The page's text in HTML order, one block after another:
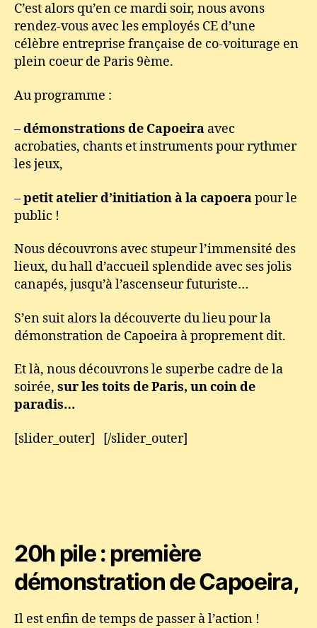
C’est alors qu’en ce mardi soir, nous avons
rendez-vous avec les employés CE d’une
célèbre entreprise française de co-voiturage en
plein coeur de Paris 9ème.
Au programme :
–démonstrations de Capoeira avec
acrobaties, chants et instruments pour rythmer
les jeux,
–petit atelier d’initiation à la capoerapour le
public !
Nous découvrons avec stupeur l’immensité des
lieux, du hall d’accueil splendide avec ses jolis
canapés, jusqu’à l’ascenseur futuriste…
S’en suit alors la découverte du lieu pour la
démonstration de Capoeira à proprement dit.
Et là, nous découvrons le superbe cadre de la
soirée, sur les toits de Paris, un coin de
paradis…
[slider_outer] [/slider_outer]
20h pile : première
démonstration de Capoeira,
Il est enfin de temps de passer à l’action !